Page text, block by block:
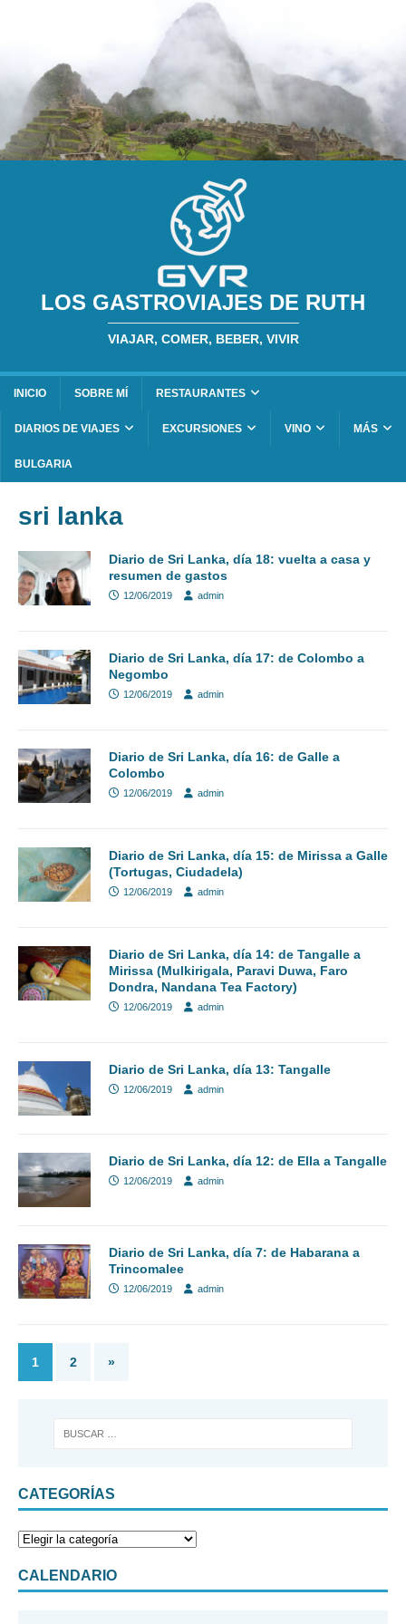
LOS GASTROVIAJES DE RUTH
VIAJAR, COMER, BEBER, VIVIR
INICIO SOBRE MÍ RESTAURANTES
DIARIOS DE VIAJES EXCURSIONES VINO MÁS
BULGARIA
sri lanka
Diario de Sri Lanka, día 18: vuelta a casa y
resumen de gastos
12/06/2019 admin
Diario de Sri Lanka, día 17: de Colombo a
Negombo
12/06/2019 admin
Diario de Sri Lanka, día 16: de Galle a
Colombo
12/06/2019 admin
Diario de Sri Lanka, día 15: de Mirissa a Galle
(Tortugas, Ciudadela)
12/06/2019 admin
Diario de Sri Lanka, día 14: de Tangalle a
Mirissa (Mulkirigala, Paravi Duwa, Faro
Dondra, Nandana Tea Factory)
12/06/2019 admin
Diario de Sri Lanka, día 13: Tangalle
12/06/2019 admin
Diario de Sri Lanka, día 12: de Ella a Tangalle
12/06/2019 admin
Diario de Sri Lanka, día 7: de Habarana a
Trincomalee
12/06/2019 admin
1 2 »
CATEGORÍAS
CALENDARIO